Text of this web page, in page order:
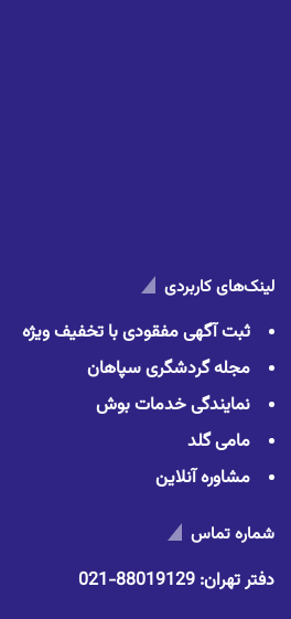
لینک‌های کاربردی
ثبت آگهی مفقودی با تخفیف ویژه
مجله گردشگری سپاهان
نمایندگی خدمات بوش
مامی گلد
مشاوره آنلاین
شماره تماس
دفتر تهران: 88019129-021